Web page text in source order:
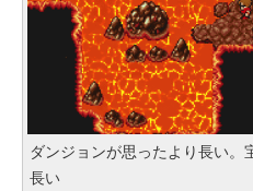
ダンジョンが思ったより長い。
長い